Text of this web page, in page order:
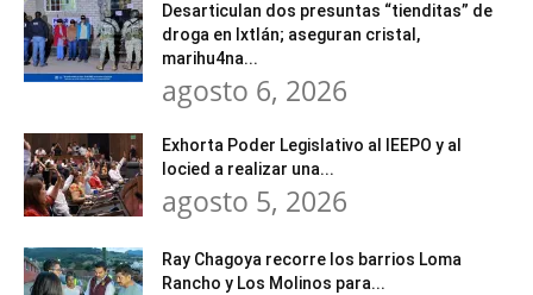
Desarticulan dos presuntas “tienditas” de
droga en Ixtlán; aseguran cristal,
marihu4na...
agosto 6, 2026
Exhorta Poder Legislativo al IEEPO y al
Iocied a realizar una...
agosto 5, 2026
Ray Chagoya recorre los barrios Loma
Rancho y Los Molinos para...